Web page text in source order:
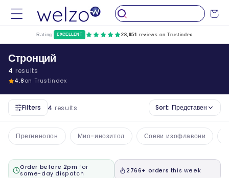
до
съдържание
Количка
Rating: EXCELLENT 28,951 reviews on Trustindex
Стронций
4 results
4.8on Trustindex
Filters 4 results Sort: Представен
Прегненолон Мио-инозитол Соеви изофлавони
Order before 2pm for
same-day dispatch
2766+ orders this week